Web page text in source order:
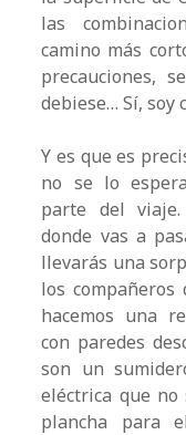
las
camino más
precauciones,
debiese… Sí, soy
Y es que es
no se lo
parte del viaje.
donde vas a
llevarás una
los
hacemos una
con paredes
son un
eléctrica que no
plancha para